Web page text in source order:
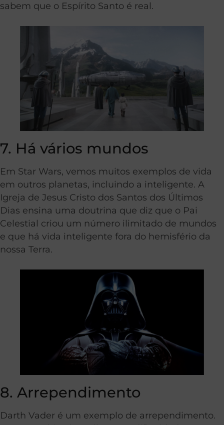
sabem que o Espírito Santo é real.
7. Há vários mundos
Em Star Wars, vemos muitos exemplos de vida
em outros planetas, incluindo a inteligente. A
Igreja de Jesus Cristo dos Santos dos Últimos
Dias ensina uma doutrina que diz que o Pai
Celestial criou um número ilimitado de mundos
e que há vida inteligente fora do hemisfério da
nossa Terra.
8. Arrependimento
Darth Vader é um exemplo de arrependimento.